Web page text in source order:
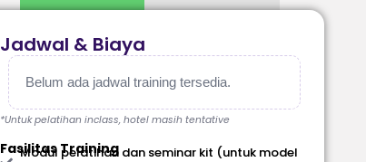
Jadwal & Biaya
Belum ada jadwal training tersedia.
*Untuk pelatihan inclass, hotel masih tentative
Fasilitas Training
Modul pelatihan dan seminar kit (untuk model